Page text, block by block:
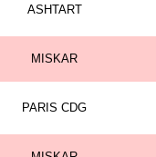
ASHTART
MISKAR
PARIS CDG